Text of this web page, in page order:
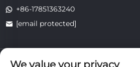
+86-17851363240
[email protected]
Copyright © 2025 Jiangsu Tongzhou
We value your privacy